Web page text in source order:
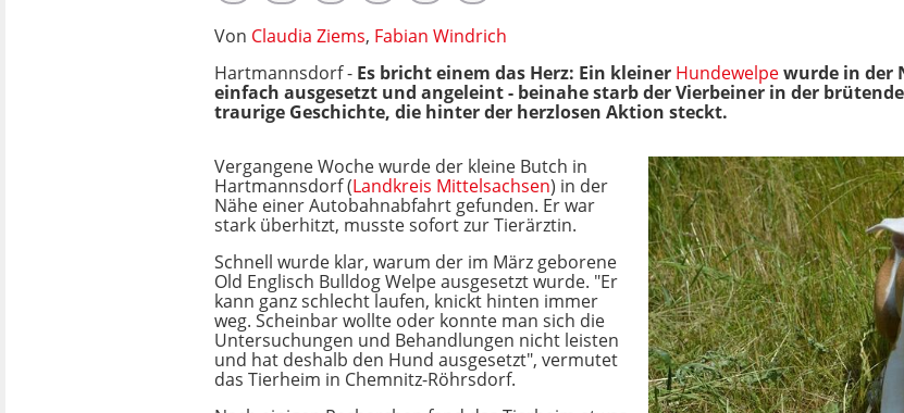
Von Claudia Ziems, Fabian Windrich
Hartmannsdorf - Es bricht einem das Herz: Ein kleiner Hundewelpewurde in der
einfach ausgesetzt und angeleint - beinahe starb der Vierbeiner in der
traurige Geschichte, die hinter der herzlosen Aktion steckt.
Vergangene Woche wurde der kleine Butch in
Hartmannsdorf (Landkreis Mittelsachsen) in der
Nähe einer Autobahnabfahrt gefunden. Er war
stark überhitzt, musste sofort zur Tierärztin.
Schnell wurde klar, warum der im März geborene
Old Englisch Bulldog Welpe ausgesetzt wurde. "Er
kann ganz schlecht laufen, knickt hinten immer
weg. Scheinbar wollte oder konnte man sich die
Untersuchungen und Behandlungen nicht leisten
und hat deshalb den Hund ausgesetzt", vermutet
das Tierheim in Chemnitz-Röhrsdorf.